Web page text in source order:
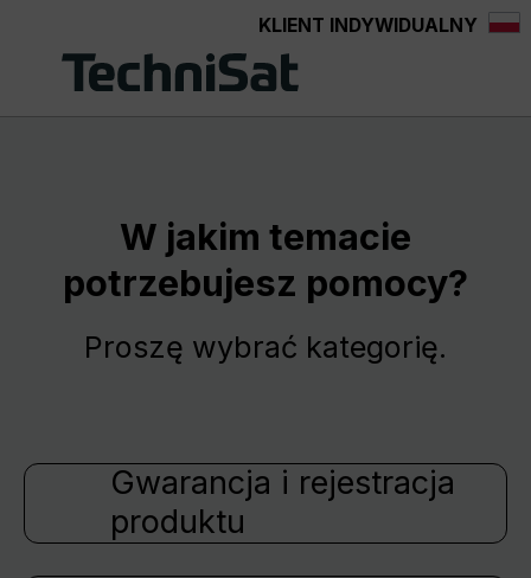
Przejdź do głównej zawartościKLIENT INDYWIDUALNY
W jakim temacie
potrzebujesz pomocy?
Proszę wybrać kategorię.
Gwarancja i rejestracja
produktu